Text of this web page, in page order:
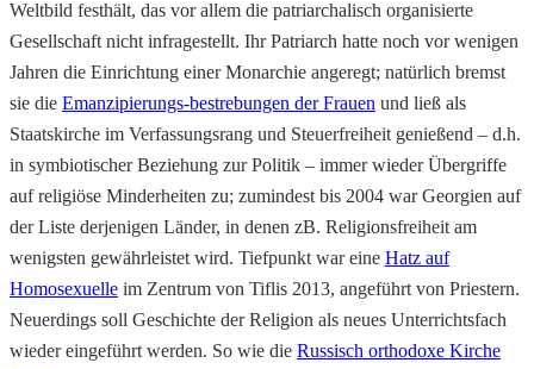
Weltbild festhält, das vor allem die patriarchalisch organisierte
Gesellschaft nicht infragestellt. Ihr Patriarch hatte noch vor wenigen
Jahren die Einrichtung einer Monarchie angeregt; natürlich bremst
sie die Emanzipierungs-bestrebungen der Frauen und ließ als
Staatskirche im Verfassungsrang und Steuerfreiheit genießend – d.h.
in symbiotischer Beziehung zur Politik – immer wieder Übergriffe
auf religiöse Minderheiten zu; zumindest bis 2004 war Georgien auf
der Liste derjenigen Länder, in denen zB. Religionsfreiheit am
wenigsten gewährleistet wird. Tiefpunkt war eine Hatz auf
Homosexuelle im Zentrum von Tiflis 2013, angeführt von Priestern.
Neuerdings soll Geschichte der Religion als neues Unterrichtsfach
wieder eingeführt werden. So wie die Russisch orthodoxe Kirche